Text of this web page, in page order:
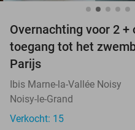
Overnachting voor 2
toegang tot het
Parijs
Ibis Marne-la-Vallée Noisy
Noisy-le-Grand
Verkocht: 15